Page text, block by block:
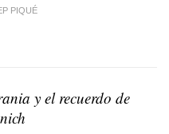
PIQUÉ
y el recuerdo de